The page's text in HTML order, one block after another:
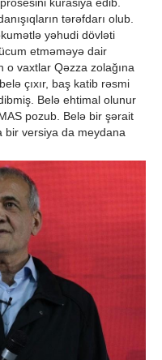
tərəfdarı olub.
yəhudi dövləti
etməməyə dair
o vaxtlar Qəzza zolağına
çıxır, baş katib rəsmi
Belə ehtimal olunur
pozub. Belə bir şərait
bir versiya da meydana